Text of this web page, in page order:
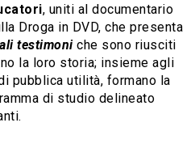
, uniti al documentario
Droga in DVD, che presenta
testimoni che sono riusciti
la loro storia; insieme agli
pubblica utilità, formano la
di studio delineato